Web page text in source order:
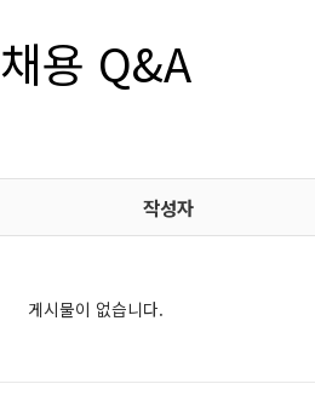
채용 Q&A
작성자
게시물이 없습니다.